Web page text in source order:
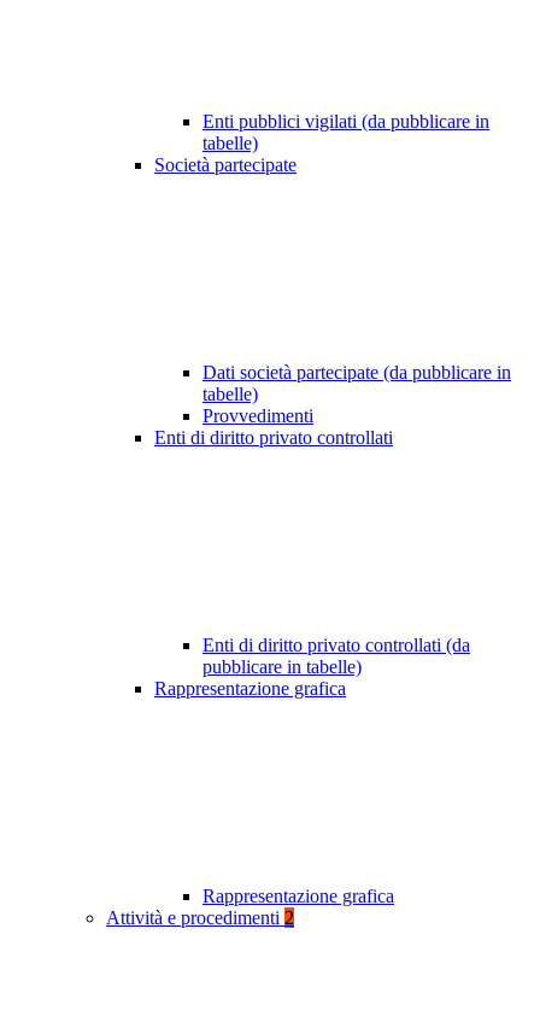
Enti pubblici vigilati (da pubblicare in
tabelle)
Società partecipate
Dati società partecipate (da pubblicare in
tabelle)
Provvedimenti
Enti di diritto privato controllati
Enti di diritto privato controllati (da
pubblicare in tabelle)
Rappresentazione grafica
Rappresentazione grafica
Attività e procedimenti 2